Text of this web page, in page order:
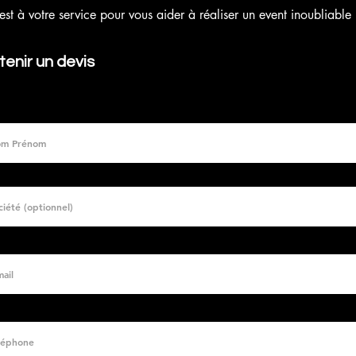
à votre service pour vous aider à réaliser un event inoubliable
un devis